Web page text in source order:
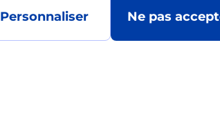
Personnaliser Ne pas
depuis votre boîte aux